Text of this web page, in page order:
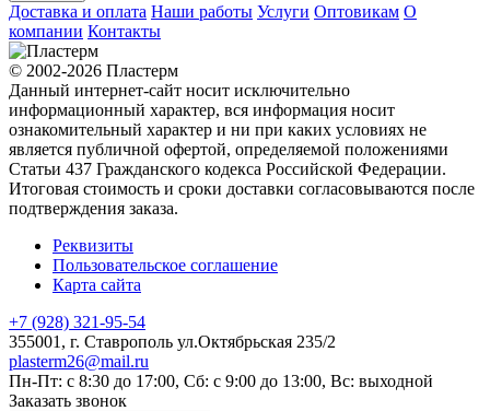
Доставка и оплата Наши работы Услуги Оптовикам О
компании Контакты
© 2002-2026 Пластерм
Данный интернет-сайт носит исключительно
информационный характер, вся информация носит
ознакомительный характер и ни при каких условиях не
является публичной офертой, определяемой положениями
Статьи 437 Гражданского кодекса Российской Федерации.
Итоговая стоимость и сроки доставки согласовываются после
подтверждения заказа.
Реквизиты
Пользовательское соглашение
Карта сайта
+7 (928) 321-95-54
355001 , г. Ставрополь ул.Октябрьская 235/2
plasterm26@mail.ru
Пн-Пт: с 8:30 до 17:00, Сб: с 9:00 до 13:00, Вс: выходной
Заказать звонок